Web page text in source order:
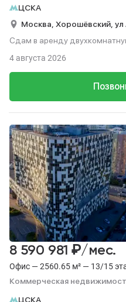
ЦСКА
Москва, Хорошёвский, ул
Сдам в аренду
4 августа 2026
Офис — 2560.65 м² — 13/15
Коммерческая
8 590 981 ₽/мес.
ЦСКА